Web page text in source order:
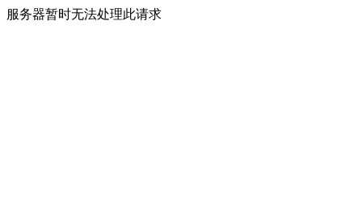
服务器暂时无法处理此请求